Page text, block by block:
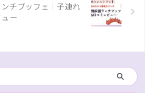
ンチブッフェ｜子連れ
ー